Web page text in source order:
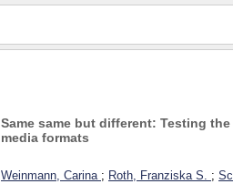
Same same but different: Testing
media formats
Weinmann, Carina ; Roth, Franziska S. ;